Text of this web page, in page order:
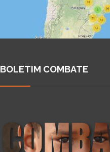
BOLETIM COMBATE